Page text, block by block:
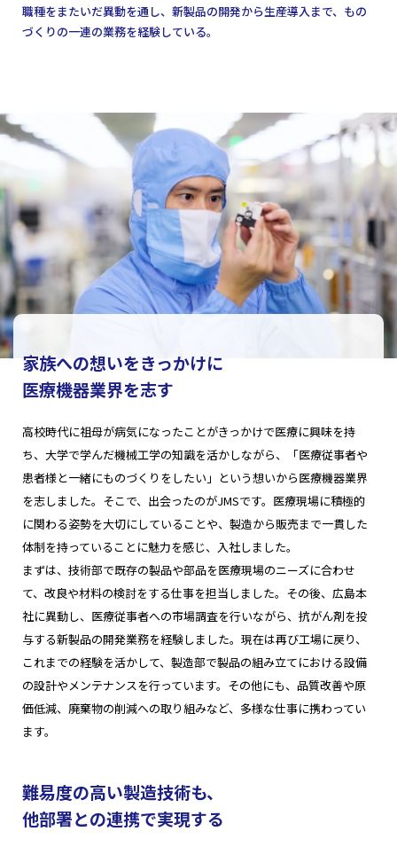
職種をまたいだ異動を通し、新製品の開発から生産導入まで、 もの
づくりの一連の業務を経験している。
家族への想いをきっかけに
医療機器業界を志す
高校時代に祖母が病気になったことがきっかけで医療に興味を持
ち、大学で学んだ機械工学の知識を活かしながら、「医療従事者や
患者様と一緒にものづくりをしたい」という想いから医療機器業界
を志しました。そこで、出会ったのがJMSです。医療現場に積極的
に関わる姿勢を大切にしていることや、製造から販売まで一貫した
体制を持っていることに魅力を感じ、入社しました。
まずは、技術部で既存の製品や部品を医療現場のニーズに合わせ
て、改良や材料の検討をする仕事を担当しました。その後、広島本
社に異動し、医療従事者への市場調査を行いながら、抗がん剤を投
与する新製品の開発業務を経験しました。現在は再び工場に戻り、
これまでの経験を活かして、製造部で製品の組み立てにおける設備
の設計やメンテナンスを行っています。その他にも、品質改善や原
価低減、廃棄物の削減への取り組みなど、多様な仕事に携わってい
ます。
難易度の高い製造技術も、
他部署との連携で実現する